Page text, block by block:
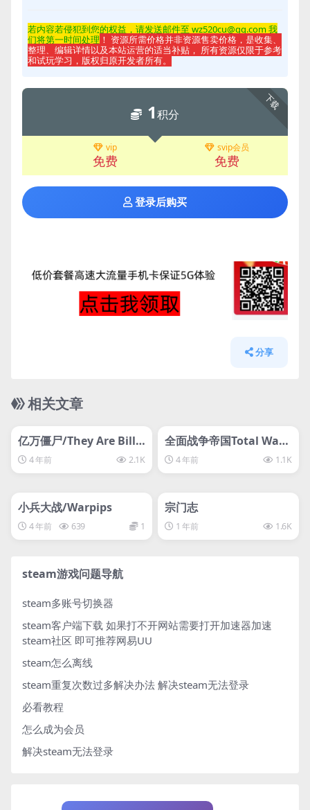
若内容若侵犯到您的权益，请发送邮件至 wz520cu@qq.com 我
们将第一时间处理 ！ 资源所需价格并非资源售卖价格，是收集、
整理、编辑详情以及本站运营的适当补贴， 所有资源仅限于参考
和试玩学习，版权归原开发者所有。
下载
1积分
vip
免费
svip会员
免费
登录后购买
分享
相关文章
svip专属
亿万僵尸/They Are Billi
onsThey Are Billions/
他们是数十亿
4 年前 2.1K
svip专属
全面战争帝国Total War:
NAPOLEON – Definitiv
e Edition
4 年前 1.1K
小兵大战/Warpips
4 年前 639 1
宗门志
1 年前 1.6K
steam游戏问题导航
steam多账号切换器
steam客户端下载 如果打不开网站需要打开加速器加速
steam社区 即可推荐网易UU
steam怎么离线
steam重复次数过多解决办法 解决steam无法登录
必看教程
怎么成为会员
解决steam无法登录